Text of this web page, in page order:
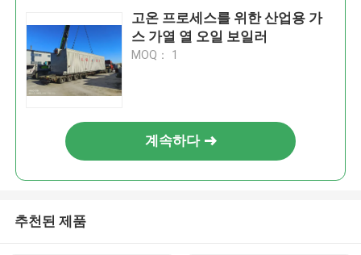
고온 프로세스를 위한 산업용 가
스 가열 열 오일 보일러
MOQ： 1
계속하다
추천된 제품